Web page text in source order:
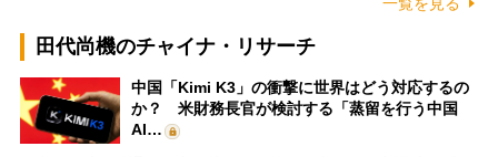
田代尚機のチャイナ・リサーチ
中国「Kimi K3」の衝撃に世界はどう対応するの
か？ 米財務長官が検討する「蒸留を行う中国
AI…